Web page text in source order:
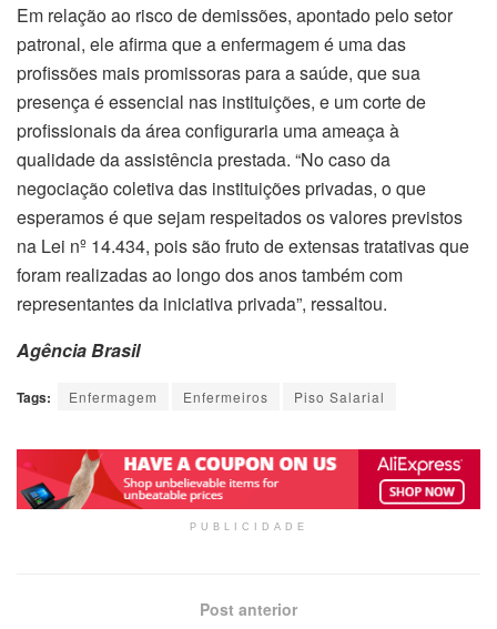
Em relação ao risco de demissões, apontado pelo setor
patronal, ele afirma que a enfermagem é uma das
profissões mais promissoras para a saúde, que sua
presença é essencial nas instituições, e um corte de
profissionais da área configuraria uma ameaça à
qualidade da assistência prestada. “No caso da
negociação coletiva das instituições privadas, o que
esperamos é que sejam respeitados os valores previstos
na Lei nº 14.434, pois são fruto de extensas tratativas que
foram realizadas ao longo dos anos também com
representantes da iniciativa privada”, ressaltou.
Agência Brasil
Tags: Enfermagem Enfermeiros Piso Salarial
PUBLICIDADE
Post anterior